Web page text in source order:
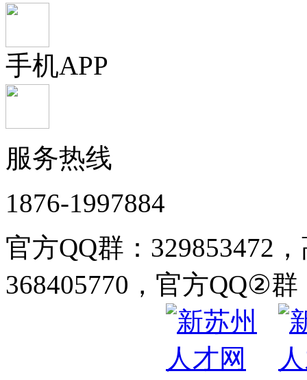
手机APP
服务热线
1876-1997884
官方QQ群：329853472
368405770，官方QQ②群